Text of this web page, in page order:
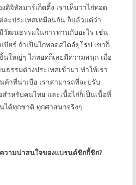
ดิจิทัลมาร์เก็ตติ้ง เราเห็นว่าไก่ทอด
ะประเทศเหมือนกัน ก็แล้วแต่ว่า
วัฒนธรรมในการทานกับอะไร เช่น
ยร์ ถ้าเป็นไก่ทอดสไตล์ยุโรป เขาก็
นใหญ่ๆ ไก่ทอดก็เลยมีความสนุก เมื่อ
รรมต่างประเทศเข้ามา ทำให้เรา
ค้าที่น่าเบื่อ เราสามารถที่จะปรับ
สำหรับคนไทย และเนื้อไก่ก็เป็นเนื้อที่
ได้ทุกชาติ ทุกศาสนาจริงๆ
วามน่าสนใจของแบรนด์ชิกกี้ชิก?